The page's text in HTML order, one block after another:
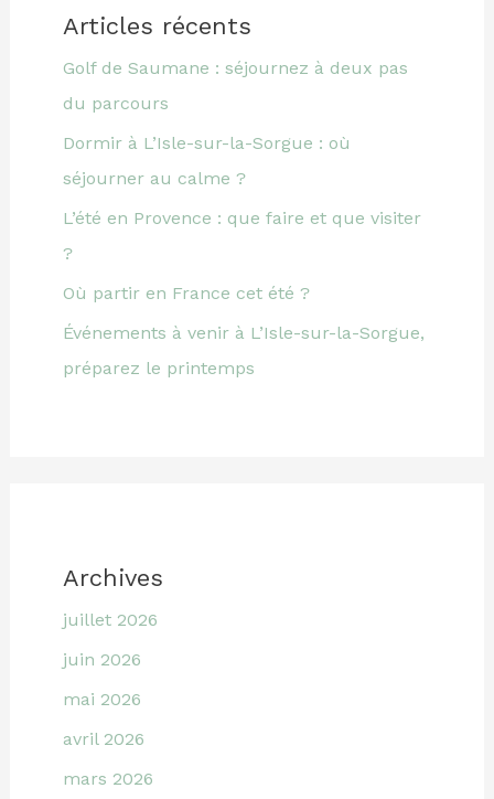
Articles récents
Golf de Saumane : séjournez à deux pas
du parcours
Dormir à L’Isle-sur-la-Sorgue : où
séjourner au calme ?
L’été en Provence : que faire et que visiter
?
Où partir en France cet été ?
Événements à venir à L’Isle-sur-la-Sorgue,
préparez le printemps
Archives
juillet 2026
juin 2026
mai 2026
avril 2026
mars 2026